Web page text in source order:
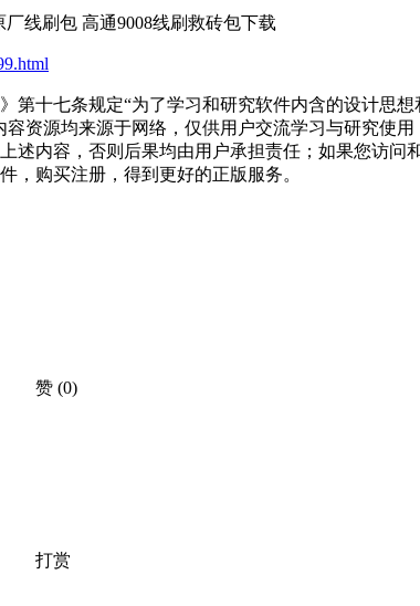
厂线刷包 高通9008线刷救砖包下载
第十七条规定“为了学习和研究软件内含的设计思
资源均来源于网络，仅供用户交流学习与研究使
述内容，否则后果均由用户承担责任；如果您访
，购买注册，得到更好的正版服务。
赞 (0)
打赏